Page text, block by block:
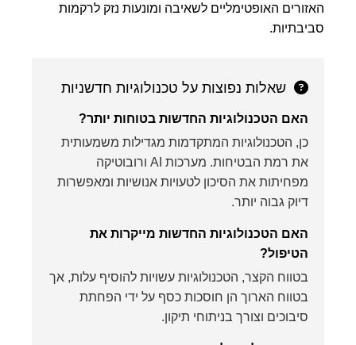
האזורים האופטימליים לשאיבה ומונעות נזק לרקמות
סביבתיות.
שאלות נפוצות על טכנולוגיות חדשניות
האם הטכנולוגיות החדשות בטוחות יותר?
כן, הטכנולוגיות המתקדמות מגדילות משמעותית
את רמת הבטיחות. מערכות AI ורובוטיקה
מפחיתות את הסיכון לטעויות אנושיות ומאפשרות
דיוק גבוה יותר.
האם הטכנולוגיות החדשות מייקרות את
הטיפול?
בטווח הקצר, הטכנולוגיות עשויות להוסיף עלות, אך
בטווח הארוך הן חוסכות כסף על ידי הפחתת
סיבוכים וצורך בניתוחי תיקון.